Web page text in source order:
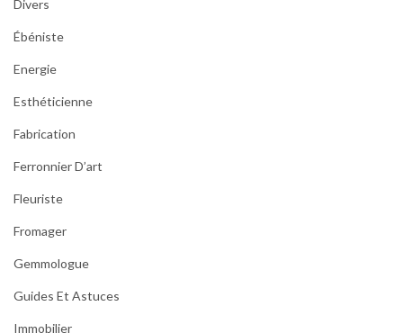
Divers
Ébéniste
Energie
Esthéticienne
Fabrication
Ferronnier D’art
Fleuriste
Fromager
Gemmologue
Guides Et Astuces
Immobilier